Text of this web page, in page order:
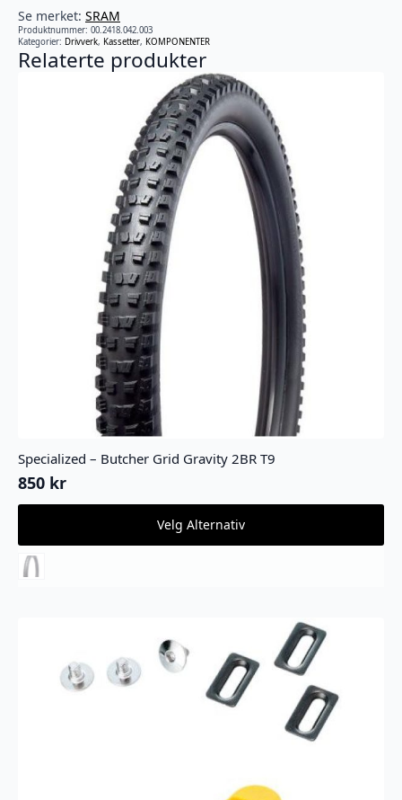
(11
delt
|
11-
32T)
antall
Se merket: SRAM
Produktnummer: 00.2418.042.003
Kategorier: Drivverk, Kassetter, KOMPONENTER
Relaterte produkter
Specialized – Butcher Grid Gravity 2BR T9
850 kr
Velg Alternativ
Dette
har
flere
varianter.
produktsiden